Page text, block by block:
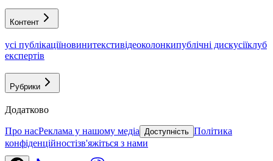
Контент
усі публікаціїновинитекстивідеоколонкипублічні дискусіїклуб
експертів
Рубрики
Додатково
Про насРеклама у нашому медіа Доступність Політика
конфіденційностізв'яжіться з нами